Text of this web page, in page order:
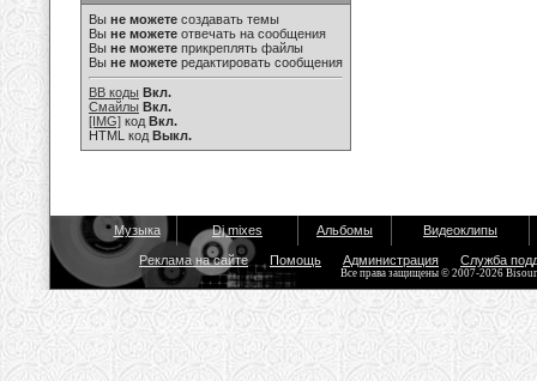
Вы не можете создавать темы
Вы не можете отвечать на сообщения
Вы не можете прикреплять файлы
Вы не можете редактировать сообщения
BB коды Вкл.
Смайлы Вкл.
[IMG] код Вкл.
HTML код Выкл.
Музыка Dj mixes Альбомы Видеоклипы
Реклама на сайте Помощь Администрация Служба
Все права защищены © 2007-2026